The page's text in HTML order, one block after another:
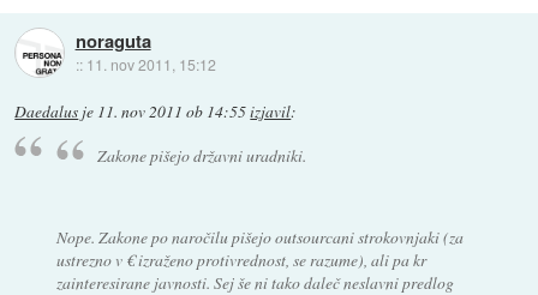
noraguta
:: 11. nov 2011, 15:12
Daedalus je 11. nov 2011 ob 14:55izjavil:
Zakone pišejo državni uradniki.
Nope. Zakone po naročilu pišejo outsourcani strokovnjaki (za
ustrezno v € izraženo protivrednost, se razume), ali pa kr
zainteresirane javnosti. Sej še ni tako daleč neslavni predlog